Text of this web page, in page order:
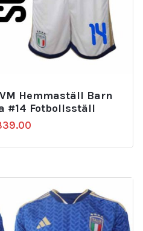
Hemmaställ Barn
#14 Fotbollsställ